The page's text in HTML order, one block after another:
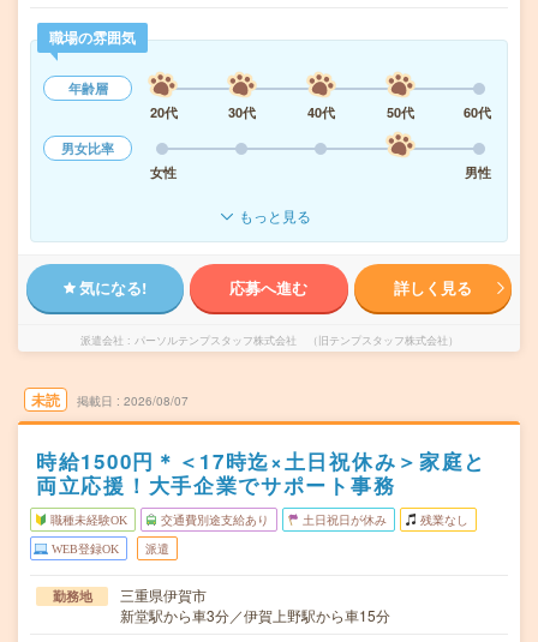
職場の雰囲気
年齢層
20代
30代 40代 50代
60代
男女比率
女性
男性
もっと見る
気になる! 応募へ進む 詳しく見る
派遣会社 パーソルテンプスタッフ株式会社 （旧テンプスタッフ株式会社）
未読 掲載日 2026/08/07
時給1500円＊＜17時迄×土日祝休み＞家庭と
両立応援！大手企業でサポート事務
職種未経験OK 交通費別途支給あり 土日祝日が休み 残業なし
WEB登録OK 派遣
勤務地
三重県伊賀市
新堂駅から車3分／伊賀上野駅から車15分